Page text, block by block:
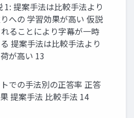
1: 提案手法は比較手法より
への 学習効果が高い 仮説
ることにより字幕が一時
提案手法は比較手法より
が高い 13
での手法別の正答率 正答
提案手法 比較手法 14